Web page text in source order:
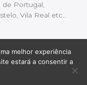
Portugal,
Vila Real etc…
de Privacidade
| Desenvolvido
a web
melhor experiência
estará a consentir a